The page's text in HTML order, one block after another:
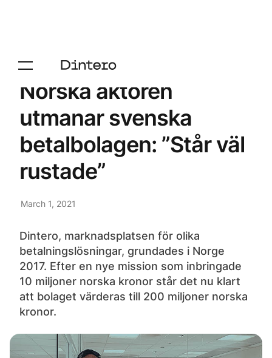
Norska aktören
utmanar svenska
betalbolagen: ”Står väl
rustade”
March 1, 2021
Dintero, marknadsplatsen för olika
betalningslösningar, grundades i Norge
2017. Efter en nye mission som inbringade
10 miljoner norska kronor står det nu klart
att bolaget värderas till 200 miljoner norska
kronor.